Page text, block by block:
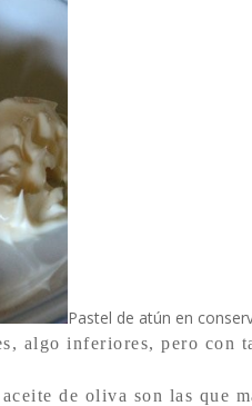
Pastel de atún en
algo inferiores, pero con
de oliva son las que